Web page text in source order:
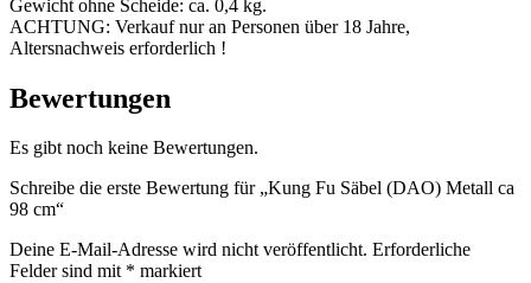
Gewicht ohne Scheide: ca. 0,4 kg.
ACHTUNG: Verkauf nur an Personen über 18 Jahre,
Altersnachweis erforderlich !
Bewertungen
Es gibt noch keine Bewertungen.
Schreibe die erste Bewertung für „Kung Fu Säbel (DAO) Metall ca
98 cm“
Deine E-Mail-Adresse wird nicht veröffentlicht. Erforderliche
Felder sind mit * markiert